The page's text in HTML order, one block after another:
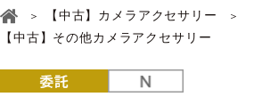
【中古】カメラアクセサリー
【中古】その他カメラアクセサリー